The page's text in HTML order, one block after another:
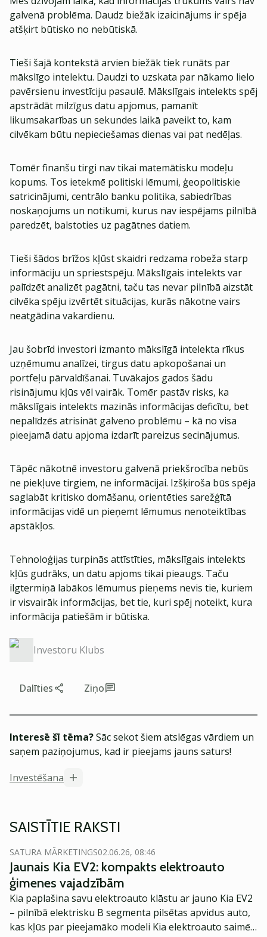
galvenā problēma. Daudz biežāk izaicinājums ir spēja
atšķirt būtisko no nebūtiskā.
Tieši šajā kontekstā arvien biežāk tiek runāts par
mākslīgo intelektu. Daudzi to uzskata par nākamo lielo
pavērsienu investīciju pasaulē. Mākslīgais intelekts spēj
apstrādāt milzīgus datu apjomus, pamanīt
likumsakarības un sekundes laikā paveikt to, kam
cilvēkam būtu nepieciešamas dienas vai pat nedēļas.
Tomēr finanšu tirgi nav tikai matemātisku modeļu
kopums. Tos ietekmē politiski lēmumi, ģeopolitiskie
satricinājumi, centrālo banku politika, sabiedrības
noskaņojums un notikumi, kurus nav iespējams pilnībā
paredzēt, balstoties uz pagātnes datiem.
Tieši šādos brīžos kļūst skaidri redzama robeža starp
informāciju un spriestspēju. Mākslīgais intelekts var
palīdzēt analizēt pagātni, taču tas nevar pilnībā aizstāt
cilvēka spēju izvērtēt situācijas, kurās nākotne vairs
neatgādina vakardienu.
Jau šobrīd investori izmanto mākslīgā intelekta rīkus
uzņēmumu analīzei, tirgus datu apkopošanai un
portfeļu pārvaldīšanai. Tuvākajos gados šādu
risinājumu kļūs vēl vairāk. Tomēr pastāv risks, ka
mākslīgais intelekts mazinās informācijas deficītu, bet
nepalīdzēs atrisināt galveno problēmu – kā no visa
pieejamā datu apjoma izdarīt pareizus secinājumus.
Tāpēc nākotnē investoru galvenā priekšrocība nebūs
ne piekļuve tirgiem, ne informācijai. Izšķiroša būs spēja
saglabāt kritisko domāšanu, orientēties sarežģītā
informācijas vidē un pieņemt lēmumus nenoteiktības
apstākļos.
Tehnoloģijas turpinās attīstīties, mākslīgais intelekts
kļūs gudrāks, un datu apjoms tikai pieaugs. Taču
ilgtermiņā labākos lēmumus pieņems nevis tie, kuriem
ir visvairāk informācijas, bet tie, kuri spēj noteikt, kura
informācija patiešām ir būtiska.
Investoru Klubs
Dalīties Ziņo
Interesē šī tēma?Sāc sekot šiem atslēgas vārdiem un
saņem paziņojumus, kad ir pieejams jauns saturs!
Investēšana
SAISTĪTIE RAKSTI
SATURA MĀRKETINGS02.06.26, 08:46
Jaunais Kia EV2: kompakts elektroauto
ģimenes vajadzībām
Kia paplašina savu elektroauto klāstu ar jauno Kia EV2
– pilnībā elektrisku B segmenta pilsētas apvidus auto,
kas kļūs par pieejamāko modeli Kia elektroauto saimē